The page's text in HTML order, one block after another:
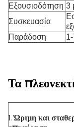
Εξουσιοδότηση 3
Συσκευασία
Παράδοση
Τα
1.Ώριμη και